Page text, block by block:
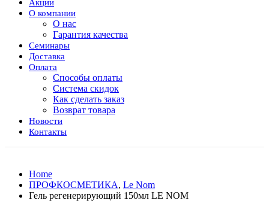
Акции
О компании
О нас
Гарантия качества
Семинары
Доставка
Оплата
Способы оплаты
Система скидок
Как сделать заказ
Возврат товара
Новости
Контакты
Home
ПРОФКОСМЕТИКА, Le Nom
Гель регенерирующий 150мл LE NOM